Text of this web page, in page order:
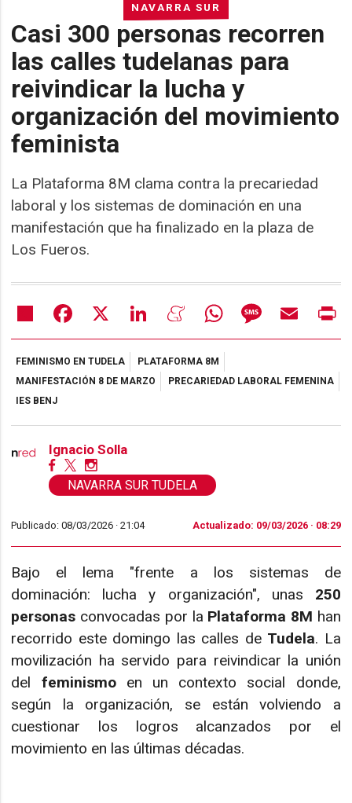
NAVARRA SUR
Casi 300 personas recorren
las calles tudelanas para
reivindicar la lucha y
organización del movimiento
feminista
La Plataforma 8M clama contra la precariedad
laboral y los sistemas de dominación en una
manifestación que ha finalizado en la plaza de
Los Fueros.
Share Facebook LinkedIn MeneameWhatsAppMessageEmail
FEMINISMO EN TUDELA
PLATAFORMA 8M
MANIFESTACIÓN 8 DE MARZO
PRECARIEDAD LABORAL FEMENINA
IES BENJ
Ignacio Solla
NAVARRA SUR TUDELA
Publicado: 08/03/2026 ·21:04 Actualizado: 09/03/2026 · 08:29
Bajo el lema "frente a los sistemas de
dominación: lucha y organización", unas 250
personas convocadas por la Plataforma 8M han
recorrido este domingo las calles de Tudela. La
movilización ha servido para reivindicar la unión
del feminismoen un contexto social donde,
según la organización, se están volviendo a
cuestionar los logros alcanzados por el
movimiento en las últimas décadas.